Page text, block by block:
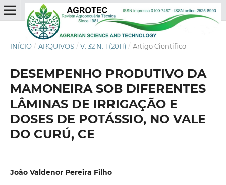
INÍCIO / ARQUIVOS / V. 32 N. 1 (2011) / Artigo Científico
DESEMPENHO PRODUTIVO DA
MAMONEIRA SOB DIFERENTES
LÂMINAS DE IRRIGAÇÃO E
DOSES DE POTÁSSIO, NO VALE
DO CURÚ, CE
João Valdenor Pereira Filho